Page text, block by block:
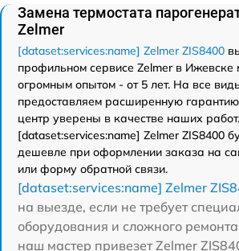
Замена термостата
Zelmer
[dataset:services:name] Zelmer ZIS8400
профильном сервисе Zelmer в Ижевске
огромным опытом - от 5 лет. На все
предоставляем расширенную
центр уверены в качестве наших работ.
[dataset:services:name] Zelmer ZIS8400
дешевле при оформлении заказа на
или форму обратной связи.
[dataset:services:name] Zelmer
на выезде, если не требует
оборудования и сложного
наш мастер привезет Zelmer